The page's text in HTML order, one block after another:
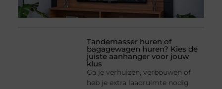
Tandemasser huren of
bagagewagen huren? Kies de
juiste aanhanger voor jouw
klus
Ga je verhuizen, verbouwen of
heb je extra laadruimte nodig